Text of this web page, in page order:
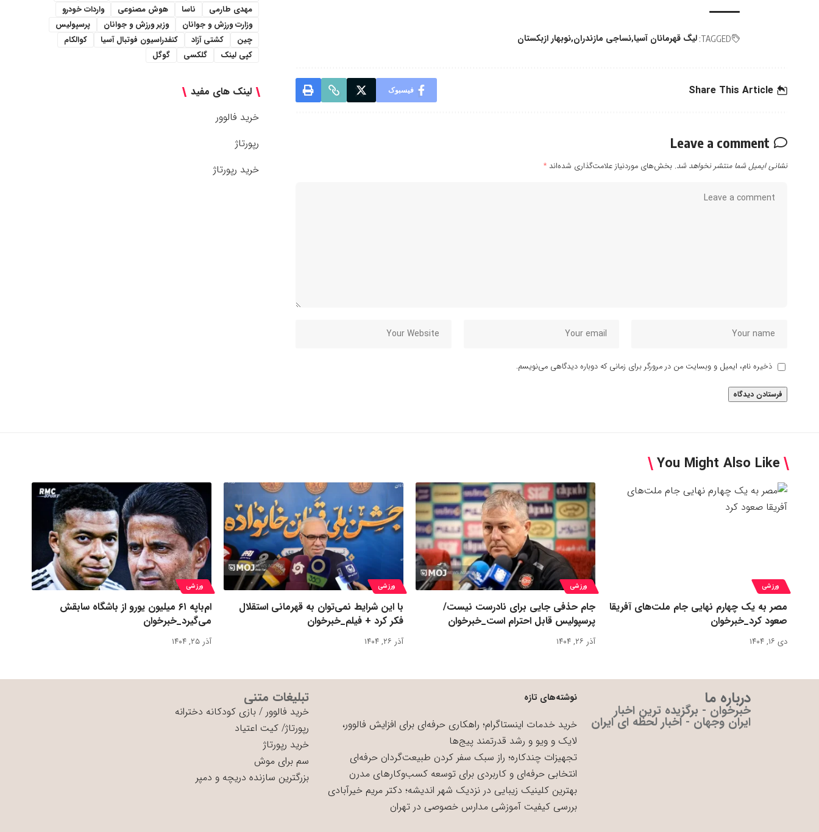
TAGGED: لیگ قهرمانان آسیا نساجی مازندران نوبهار ازبکستان
Share This Article فیسبوک
Leave a comment
نشانی ایمیل شما منتشر نخواهد شد. بخش‌های موردنیاز علامت‌گذاری شده‌اند *
ذخیره نام، ایمیل و وبسایت من در مرورگر برای زمانی که دوباره دیدگاهی می‌نویسم.
مهدی طارمی
ناسا هوش مصنوعی
واردات خودرو
وزارت ورزش و جوانان
وزیر ورزش و جوانان
پرسپولیس
چین
کشتی آزاد کنفدراسیون فوتبال آسیا
کوالکام
کپی لینک
گلکسی گوگل
لینک های مفید
خرید فالوور
رپورتاژ
خرید رپورتاژ
You Might Also Like
ورزشی
مصر به یک چهارم نهایی جام ملت‌های آفریقا
صعود کرد_خبرخوان
دی ۱۶, ۱۴۰۴
ورزشی
جام حذفی جایی برای نادرست نیست/
پرسپولیس قابل احترام است_خبرخوان
آذر ۲۶, ۱۴۰۴
ورزشی
با این شرایط نمی‌توان به قهرمانی استقلال
فکر کرد + فیلم_خبرخوان
آذر ۲۶, ۱۴۰۴
ورزشی
ام‌باپه ۶۱ میلیون یورو از باشگاه سابقش
می‌گیرد_خبرخوان
آذر ۲۵, ۱۴۰۴
درباره ما
خبرخوان - برگزیده ترین اخبار
ایران وجهان - اخبار لحظه ای ایران
نوشته‌های تازه
خرید خدمات اینستاگرام؛ راهکاری حرفه‌ای برای افزایش فالوور،
لایک و ویو و رشد قدرتمند پیج‌ها
تجهیزات چندکاره؛ راز سبک سفر کردن طبیعت‌گردان حرفه‌ای
انتخابی حرفه‌ای و کاربردی برای توسعه کسب‌وکارهای مدرن
بهترین کلینیک زیبایی در نزدیک شهر اندیشه؛ دکتر مریم خیرآبادی
بررسی کیفیت آموزشی مدارس خصوصی در تهران
تبلیغات متنی
خرید فالوور /بازی کودکانه دخترانه
رپورتاژ/کیت اعتیاد
خرید رپورتاژ
سم برای موش
بزرگترین سازنده دریچه و دمپر